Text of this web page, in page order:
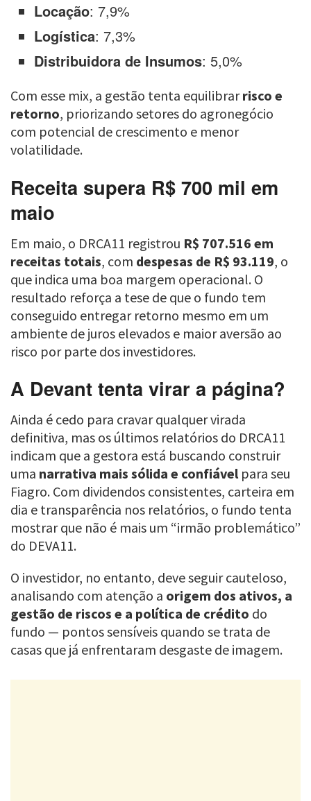
Locação: 7,9%
Logística: 7,3%
Distribuidora de Insumos: 5,0%
Com esse mix, a gestão tenta equilibrarrisco e
retorno, priorizando setores do agronegócio
com potencial de crescimento e menor
volatilidade.
Receita supera R$ 700 mil em
maio
Em maio, o DRCA11 registrou R$ 707.516 em
receitas totais, com despesas de R$ 93.119, o
que indica uma boa margem operacional. O
resultado reforça a tese de que o fundo tem
conseguido entregar retorno mesmo em um
ambiente de juros elevados e maior aversão ao
risco por parte dos investidores.
A Devant tenta virar a página?
Ainda é cedo para cravar qualquer virada
definitiva, mas os últimos relatórios do DRCA11
indicam que a gestora está buscando construir
uma narrativa mais sólida e confiável para seu
Fiagro. Com dividendos consistentes, carteira em
dia e transparência nos relatórios, o fundo tenta
mostrar que não é mais um “irmão problemático”
do DEVA11.
O investidor, no entanto, deve seguir cauteloso,
analisando com atenção a origem dos ativos, a
gestão de riscos e a política de crédito do
fundo — pontos sensíveis quando se trata de
casas que já enfrentaram desgaste de imagem.